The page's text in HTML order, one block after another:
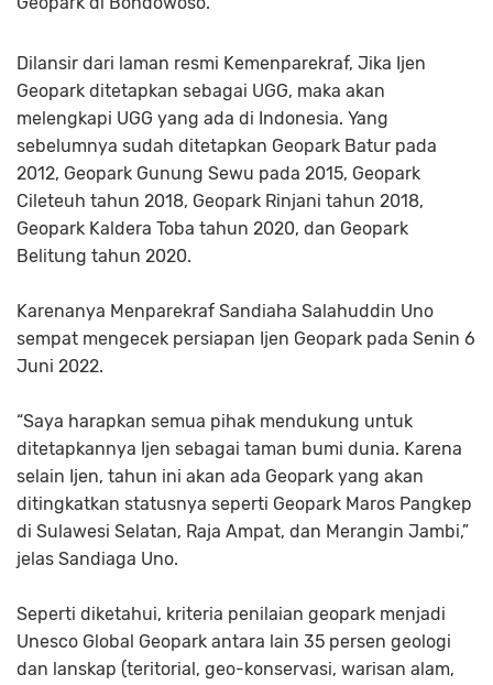
Dilansir dari laman resmi Kemenparekraf, Jika Ijen
Geopark ditetapkan sebagai UGG, maka akan
melengkapi UGG yang ada di Indonesia. Yang
sebelumnya sudah ditetapkan Geopark Batur pada
2012, Geopark Gunung Sewu pada 2015, Geopark
Cileteuh tahun 2018, Geopark Rinjani tahun 2018,
Geopark Kaldera Toba tahun 2020, dan Geopark
Belitung tahun 2020.
Karenanya Menparekraf Sandiaha Salahuddin Uno
sempat mengecek persiapan Ijen Geopark pada Senin 6
Juni 2022.
“Saya harapkan semua pihak mendukung untuk
ditetapkannya Ijen sebagai taman bumi dunia. Karena
selain Ijen, tahun ini akan ada Geopark yang akan
ditingkatkan statusnya seperti Geopark Maros Pangkep
di Sulawesi Selatan, Raja Ampat, dan Merangin Jambi,”
jelas Sandiaga Uno.
Seperti diketahui, kriteria penilaian geopark menjadi
Unesco Global Geopark antara lain 35 persen geologi
dan lanskap (teritorial, geo-konservasi, warisan alam,